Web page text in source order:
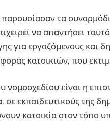
τα
να απαντήσει
για εργαζόμενους και
κατοικιών, που
νομοσχεδίου είναι η
σε εκπαιδευτικούς της
κατοικία στον τόπο